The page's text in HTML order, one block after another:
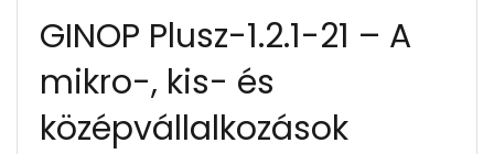
GINOP Plusz-1.2.1-21 – A
mikro-, kis- és
középvállalkozások